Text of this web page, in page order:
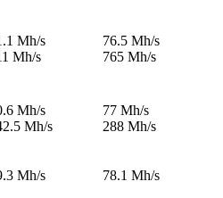
Mh/s
Mh/s
76.5 Mh/s
765 Mh/s
Mh/s
Mh/s
77 Mh/s
288 Mh/s
Mh/s 78.1 Mh/s